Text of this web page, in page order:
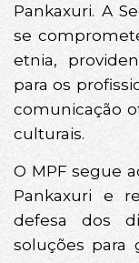
Pankaxuri. A
se
etnia,
para os
comunicação
culturais.
O MPF segue
Pankaxuri e
defesa dos
soluções para